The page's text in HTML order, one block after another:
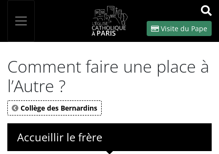
OK
Visite du Pape
Comment faire une place à
l’Autre ?
Collège des Bernardins
Accueillir le frère
Panneau de gestion des cookies